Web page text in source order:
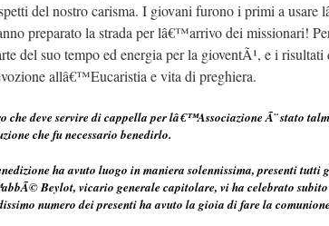
del nostro carisma. I giovani furono i primi a
preparato la strada per lâ€™arrivo dei missionari!
del suo tempo ed energia per la gioventÃ¹, e i
allâ€™Eucaristia e vita di preghiera.
che deve servire di cappella per lâ€™Associazione Ã¨ stato
che fu necessario benedirlo.
ha avuto luogo in maniera solennissima, presenti tutti
Beylot, vicario generale capitolare, vi ha celebrato subito
numero dei presenti ha avuto la gioia di fare la